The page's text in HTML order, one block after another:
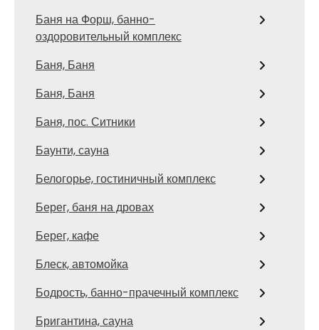
Баня на Форш, банно-
оздоровительный комплекс
Баня, Баня
Баня, Баня
Баня, пос. Ситники
Баунти, сауна
Белогорье, гостиничный комплекс
Берег, баня на дровах
Берег, кафе
Блеск, автомойка
Бодрость, банно-прачечный комплекс
Бригантина, сауна